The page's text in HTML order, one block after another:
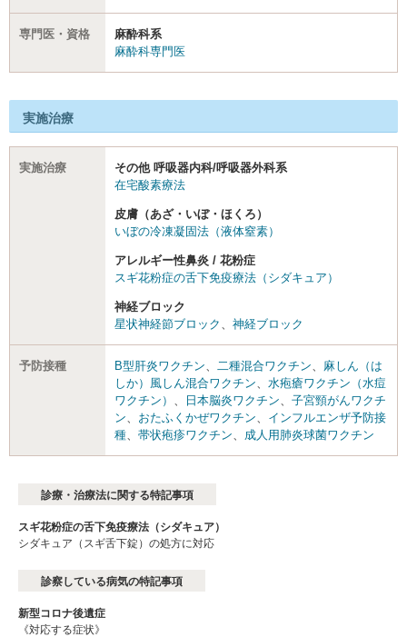
専門医・資格
麻酔科系
麻酔科専門医
実施治療
実施治療
その他 呼吸器内科/呼吸器外科系
在宅酸素療法
皮膚（あざ・いぼ・ほくろ）
いぼの冷凍凝固法（液体窒素）
アレルギー性鼻炎 / 花粉症
スギ花粉症の舌下免疫療法（シダキュア）
神経ブロック
星状神経節ブロック
神経ブロック
予防接種 B型肝炎ワクチン 二種混合ワクチン
麻しん（は
しか）風しん混合ワクチン
水疱瘡ワクチン（水痘
ワクチン）
日本脳炎ワクチン
子宮頸がんワクチ
ン
おたふくかぜワクチン
インフルエンザ予防接
種
帯状疱疹ワクチン 成人用肺炎球菌ワクチン
診療・治療法に関する特記事項
スギ花粉症の舌下免疫療法（シダキュア）
シダキュア（スギ舌下錠）の処方に対応
診察している病気の特記事項
新型コロナ後遺症
《対応する症状》